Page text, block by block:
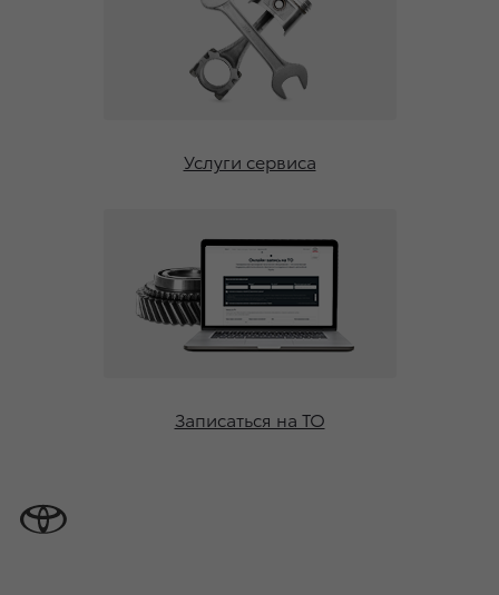
Услуги сервиса
Записаться на ТО